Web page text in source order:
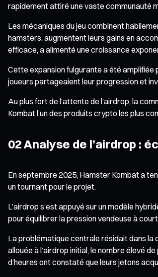
rapidement attiré une vaste communauté
Les mécaniques du jeu combinent
hamsters, augmentent leurs gains en
efficace, a alimenté une croissance
Cette expansion fulgurante a été
joueurs partageaient leur progression et
Au plus fort de l’attente de l’airdrop, la
Kombat l’un des produits crypto les plus
02 Analyse de l’airdrop :
En septembre 2025, Hamster Kombat a
un tournant pour le projet.
L’airdrop s’est appuyé sur un modèle
pour équilibrer la pression vendeuse à
La problématique centrale résidait dans la
allouée à l’airdrop initial, le nombre élevé
d’heures ont constaté que leurs jetons